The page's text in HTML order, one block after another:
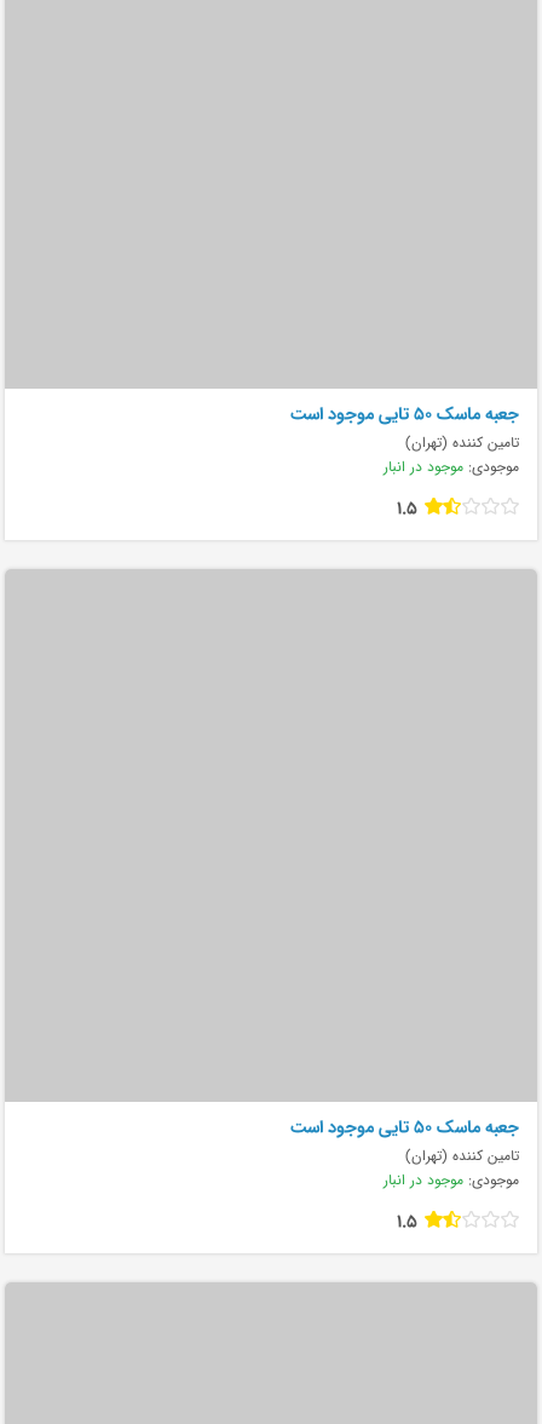
جعبه ماسک ۵۰ تایی موجود است
تامین کننده (تهران)
موجودی: موجود در انبار
1.5
جعبه ماسک ۵۰ تایی موجود است
تامین کننده (تهران)
موجودی: موجود در انبار
1.5